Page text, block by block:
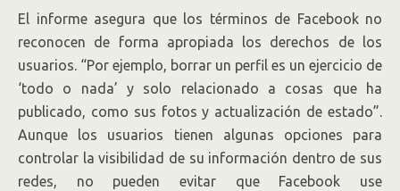
El informe asegura que los términos de Facebook no
reconocen de forma apropiada los derechos de los
usuarios. “Por ejemplo, borrar un perfil es un ejercicio de
‘todo o nada’ y solo relacionado a cosas que ha
publicado, como sus fotos y actualización de estado”.
Aunque los usuarios tienen algunas opciones para
controlar la visibilidad de su información dentro de sus
redes, no pueden evitar que Facebook use